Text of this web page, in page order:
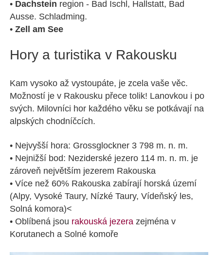
• Dachstein region - Bad Ischl, Hallstatt, Bad
Ausse. Schladming.
• Zell am See
Hory a turistika v Rakousku
Kam vysoko až vystoupáte, je zcela vaše věc.
Možností je v Rakousku přece tolik! Lanovkou i po
svých. Milovníci hor každého věku se potkávají na
alpských chodníčcích.
• Nejvyšší hora: Grossglockner 3 798 m. n. m.
• Nejnižší bod: Neziderské jezero 114 m. n. m. je
zároveň největším jezerem Rakouska
• Více než 60% Rakouska zabírají horská území
(Alpy, Vysoké Taury, Nízké Taury, Vídeňský les,
Solná komora)<
• Oblíbená jsou rakouská jezera zejména v
Korutanech a Solné komoře